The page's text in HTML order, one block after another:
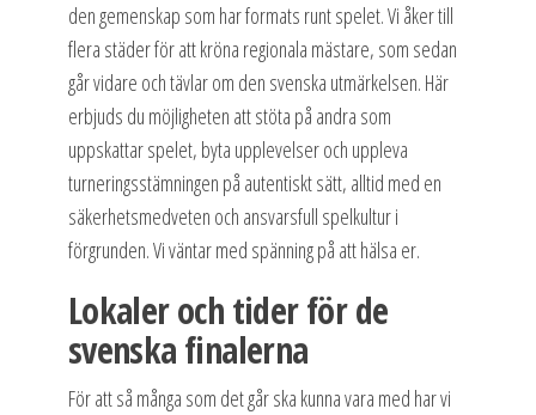
den gemenskap som har formats runt spelet. Vi åker till
flera städer för att kröna regionala mästare, som sedan
går vidare och tävlar om den svenska utmärkelsen. Här
erbjuds du möjligheten att stöta på andra som
uppskattar spelet, byta upplevelser och uppleva
turneringsstämningen på autentiskt sätt, alltid med en
säkerhetsmedveten och ansvarsfull spelkultur i
förgrunden. Vi väntar med spänning på att hälsa er.
Lokaler och tider för de
svenska finalerna
För att så många som det går ska kunna vara med har vi